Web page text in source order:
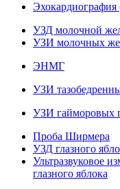
УЗД молочной
УЗИ молочных
ЭНМГ
УЗИ
УЗИ гайморовых
Проба Ширмера
УЗД глазного
Ультразвуковое
глазного яблока